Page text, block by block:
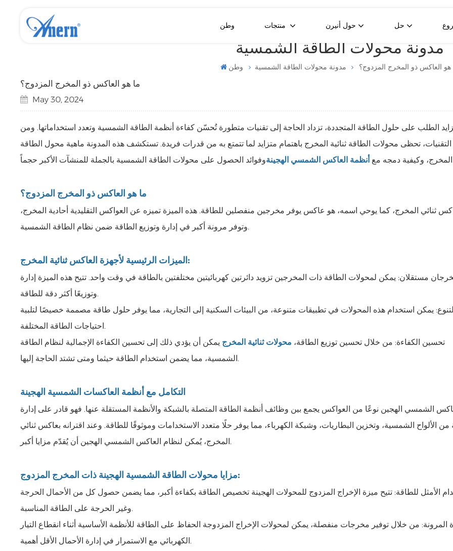
وطن حول أنيرن حل
مدونة محولات الطاقة الشمسية
وطن مدونة محولات الطاقة الشمسية هو العاكس ذو المخرج المزدوج؟
ما هو العاكس ذو المخرج المزدوج؟
May 30, 2024
الطلب على حلول الطاقة المتجددة، تزداد الحاجة إلى تقنيات متطورة تُحسّن كفاءة أنظمة الطاقة الشمسية وتعدد استخداماتها. ومن
تحظى محولات الطاقة ثنائية المخرج باهتمام متزايد لما تتمتع به من قدرات فريدة. تستكشف هذه المدونة ماهية محول الطاقة
المخرج، وكيفية دمجه مع أنظمة العاكس الشمسي الهجينة
ما هو العاكس ذو المخرج المزدوج؟
ثنائي المخرج، كما يوحي اسمه، هو عاكس يوفر مخرجين منفصلين للطاقة. هذه الميزة تميزه عن العواكس التقليدية أحادية المخرج،
وتوفر مرونة أكبر في إدارة وتوزيع الطاقة ضمن نظام الطاقة الشمسية.
الميزات الرئيسية لأجهزة العاكس ثنائية المخرج:
مستقلان: يمكن لمحولات الطاقة ذات المخرجين تزويد دائرتين كهربائيتين مختلفتين بالطاقة في وقت واحد. تتيح هذه الميزة إدارة
وتوزيعًا أكثر دقة للطاقة.
يمكن استخدام هذه المحولات في تطبيقات متنوعة، من البيئات السكنية إلى التجارية، مما يوفر حلول طاقة مصممة خصيصًا لتلبية
احتياجات الطاقة المختلفة.
تحسين الكفاءة: من خلال تحسين توزيع الطاقة، محولات ثنائية المخرج يمكن أن يؤدي ذلك إلى تحسين الكفاءة الإجمالية لنظام الطاقة
الشمسية، مما يضمن استخدام الطاقة حيثما ومتى تشتد الحاجة إليها.
التكامل مع أنظمة العاكسات الشمسية الهجينة
الشمسي الهجين نوعًا من العواكس يجمع بين وظائف أنظمة الطاقة المتصلة بالشبكة والأنظمة المستقلة عنها. فهو قادر على إدارة
من الألواح الشمسية، وتخزين البطاريات، وشبكة الكهرباء، مما يوفر حلًا متعدد الاستخدامات وموثوقًا للطاقة. وعند اقترانه بعاكس ثنائي
المخرج، يُمكن لنظام العاكس الشمسي الهجين أن يُقدّم مزايا أكبر.
مزايا محولات الطاقة الشمسية الهجينة ذات المخرج المزدوج:
الأمثل للطاقة: تتيح ميزة الإخراج المزدوج للمحولات الهجينة تخصيص الطاقة بكفاءة أكبر، مما يضمن حصول كل من الأحمال الحرجة
وغير الحرجة على الطاقة المناسبة.
المرونة: من خلال توفير مخرجات منفصلة، ​​يمكن لمحولات الإخراج المزدوجة الحفاظ على الطاقة للأنظمة الأساسية أثناء انقطاع التيار
الكهربائي مع الاستمرار في إدارة الأحمال الأقل أهمية.